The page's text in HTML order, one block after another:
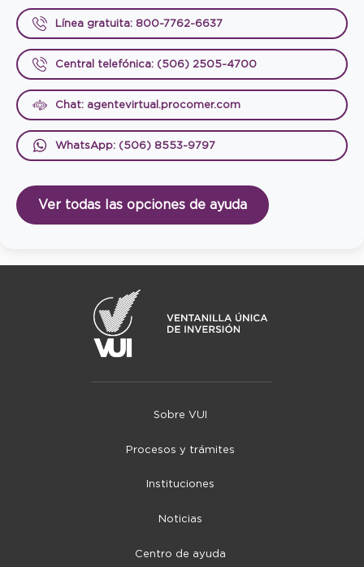
Línea gratuita: 800-7762-6637
Central telefónica: (506) 2505-4700
Chat: agentevirtual.procomer.com
WhatsApp: (506) 8553-9797
Ver todas las opciones de ayuda
Sobre VUI
Procesos y trámites
Instituciones
Noticias
Centro de ayuda